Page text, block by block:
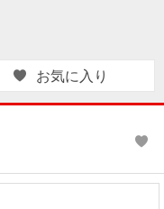
築・
中古
を探
却
相
案内（関
西）
Way
ニュース
お気に入り